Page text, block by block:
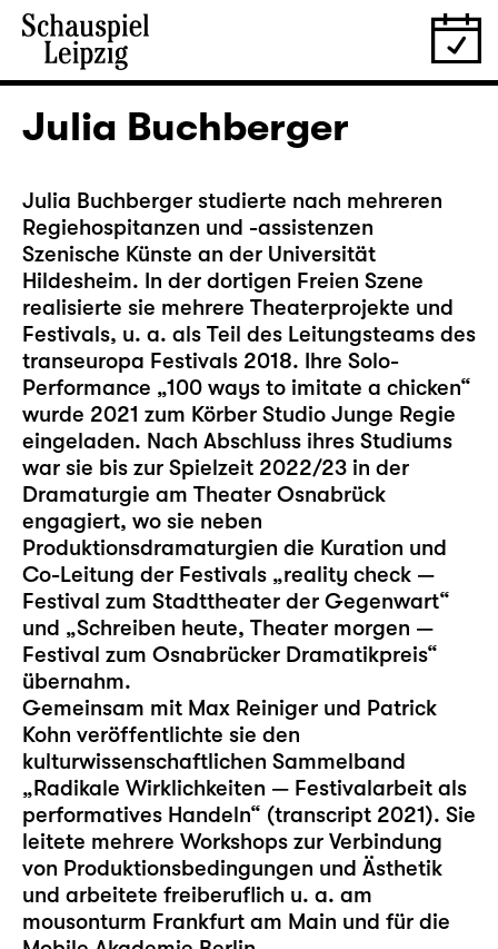
Julia Buchberger
Julia Buchberger studierte nach mehreren
Regiehospitanzen und -assistenzen
Szenische Künste an der Universität
Hildesheim. In der dortigen Freien Szene
realisierte sie mehrere Theaterprojekte und
Festivals, u. a. als Teil des Leitungsteams des
transeuropa Festivals 2018. Ihre Solo-
Performance „100 ways to imitate a chicken“
wurde 2021 zum Körber Studio Junge Regie
eingeladen. Nach Abschluss ihres Studiums
war sie bis zur Spielzeit 2022/23 in der
Dramaturgie am Theater Osnabrück
engagiert, wo sie neben
Produktionsdramaturgien die Kuration und
Co-Leitung der Festivals „reality check —
Festival zum Stadttheater der Gegenwart“
und „Schreiben heute, Theater morgen —
Festival zum Osnabrücker Dramatikpreis“
übernahm.
Gemeinsam mit Max Reiniger und Patrick
Kohn veröffentlichte sie den
kulturwissenschaftlichen Sammelband
„Radikale Wirklichkeiten — Festivalarbeit als
performatives Handeln“ (transcript 2021). Sie
leitete mehrere Workshops zur Verbindung
von Produktionsbedingungen und Ästhetik
und arbeitete freiberuflich u. a. am
mousonturm Frankfurt am Main und für die